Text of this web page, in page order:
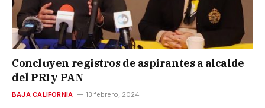
Concluyen registros de aspirantes a alcalde
del PRI y PAN
BAJA CALIFORNIA 13 febrero, 2024